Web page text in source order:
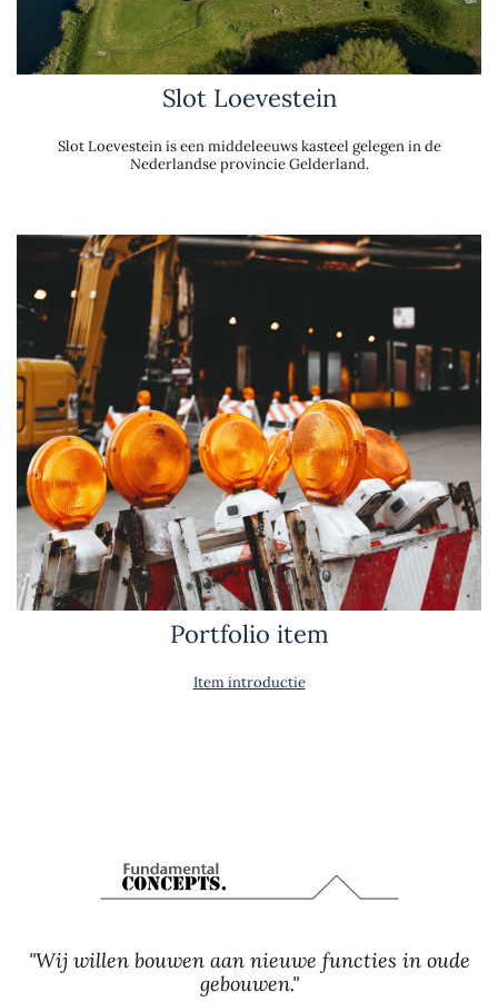
Slot Loevestein
Slot Loevestein is een middeleeuws kasteel gelegen in de
Nederlandse provincie Gelderland.
Portfolio item
Item introductie
"Wij willen bouwen aan nieuwe functies in oude
gebouwen."